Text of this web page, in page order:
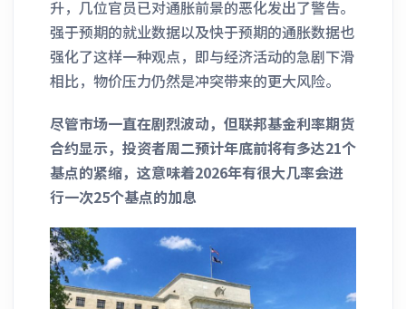
升，几位官员已对通胀前景的恶化发出了警告。
强于预期的就业数据以及快于预期的通胀数据也
强化了这样一种观点，即与经济活动的急剧下滑
相比，物价压力仍然是冲突带来的更大风险。
尽管市场一直在剧烈波动，但联邦基金利率期货
合约显示，投资者周二预计年底前将有多达21个
基点的紧缩，这意味着2026年有很大几率会进
行一次25个基点的加息